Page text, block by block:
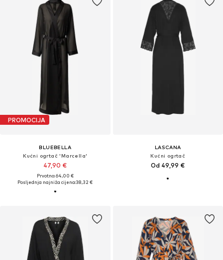
PROMOCIJA
BLUEBELLA
Kućni ogrtač 'Marcella'
47,90 €
Prvotno: 64,00 €
Posljednja najniža cijena:38,32 €
LASCANA
Kućni ogrtač
Od 49,99 €